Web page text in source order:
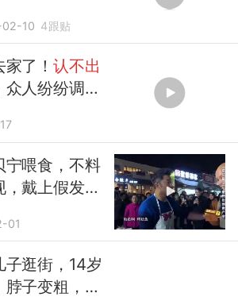
10 4跟贴
家了！认不出
人纷纷调侃
宁喂食，不料
，戴上假发认
01
子逛街，14岁
子变粗， 认